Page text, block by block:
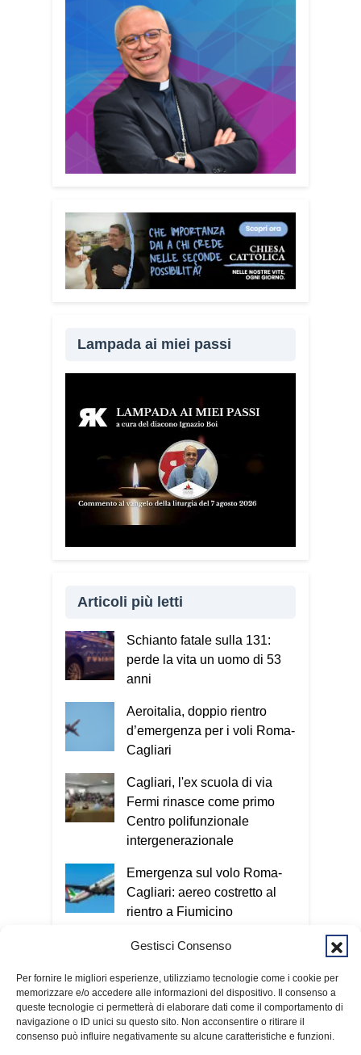
Gestisci Consenso
Per fornire le migliori esperienze, utilizziamo tecnologie come i cookie per
memorizzare e/o accedere alle informazioni del dispositivo. Il consenso a
queste tecnologie ci permetterà di elaborare dati come il comportamento di
navigazione o ID unici su questo sito. Non acconsentire o ritirare il
consenso può influire negativamente su alcune caratteristiche e funzioni.
Lampada ai miei passi
Articoli più letti
Schianto fatale sulla 131:
perde la vita un uomo di 53
anni
Aeroitalia, doppio rientro
d’emergenza per i voli Roma-
Cagliari
Cagliari, l'ex scuola di via
Fermi rinasce come primo
Centro polifunzionale
intergenerazionale
Emergenza sul volo Roma-
Cagliari: aereo costretto al
rientro a Fiumicino
Assemini, weekend tra satira,
Guzzanti e un omaggio a
Davide Pils